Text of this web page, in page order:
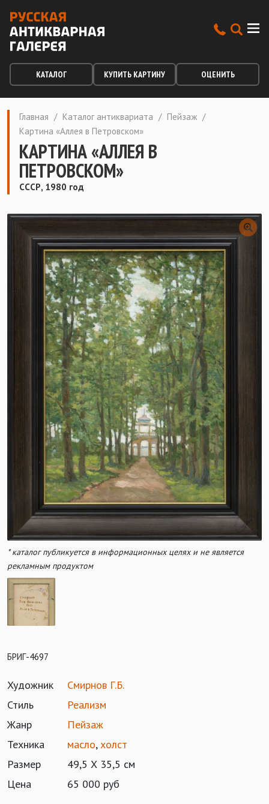
КАТАЛОГ КУПИТЬ КАРТИНУ ОЦЕНИТЬ
Главная / Каталог антиквариата / Пейзаж /
Картина «Аллея в Петровском»
КАРТИНА «АЛЛЕЯ В
ПЕТРОВСКОМ»
СССР, 1980 год
* каталог публикуется в информационных целях и не является
рекламным продуктом
БРИГ-4697
Художник
Смирнов Г.Б.
Стиль
Реализм
Жанр
Пейзаж
Техника
масло,холст
Размер
49,5 Х 35,5 см
Цена
65 000 руб